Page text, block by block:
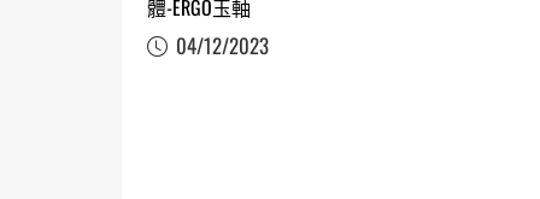
體-ERGO玉軸
04/12/2023